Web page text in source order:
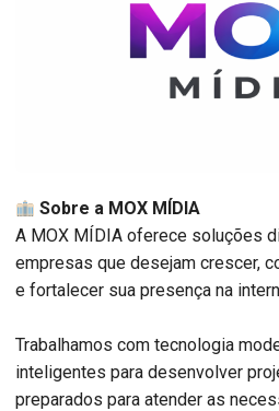
Sobre a MOX MÍDIA
A MOX MÍDIA oferece soluções
empresas que desejam crescer,
e fortalecer sua presença na
Trabalhamos com tecnologia
inteligentes para desenvolver
preparados para atender as